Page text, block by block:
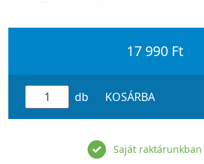
17 990 Ft
db KOSÁRBA
Saját raktárunkban